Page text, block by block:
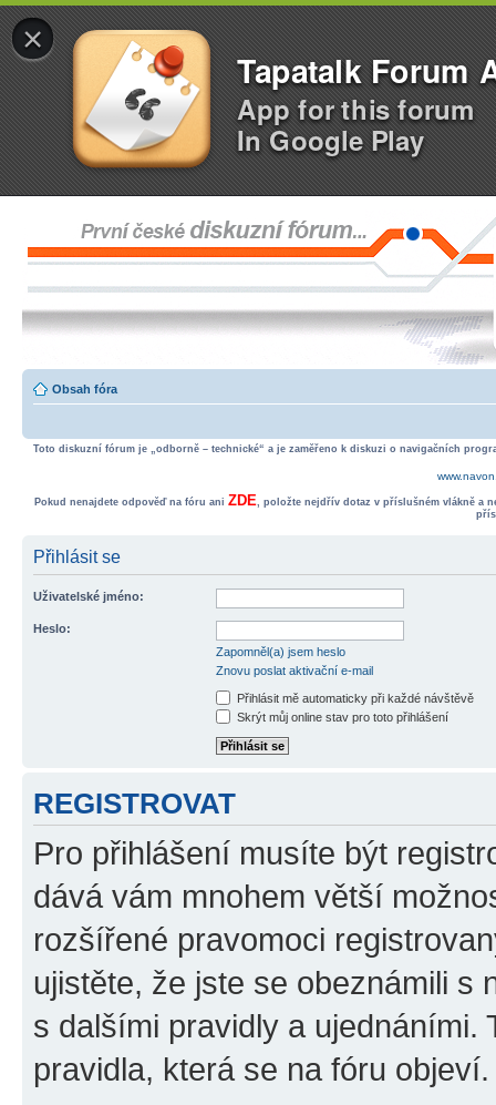
×
Tapatalk Forum
App for this forum
In Google Play
Obsah fóra
Toto diskuzní fórum je „odborně – technické“ a je zaměřeno k diskuzi o navigačních
Pokud nenajdete odpověď na fóru ani ZDE, položte nejdřív dotaz v příslušném vlákně a
Přihlásit se
Uživatelské jméno:
Heslo:
Zapomněl(a) jsem heslo
Znovu poslat aktivační e-mail
Přihlásit mě automaticky při každé návštěvě
Skrýt můj online stav pro toto přihlášení
REGISTROVAT
Pro přihlášení musíte být
dává vám mnohem větší
rozšířené pravomoci
ujistěte, že jste se obeznámili s
s dalšími pravidly a ujednáními.
pravidla, která se na fóru objeví.